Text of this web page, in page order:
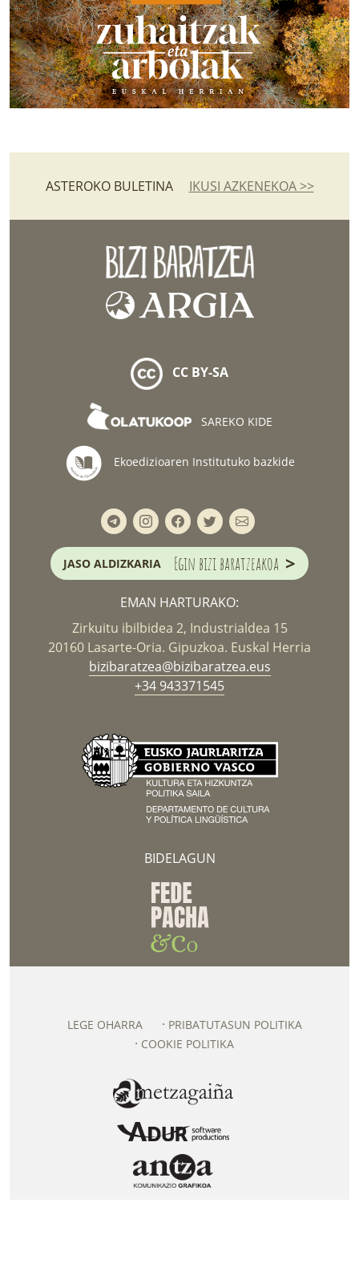
ASTEROKO BULETINA IKUSI AZKENEKOA >>
CC BY-SA
SAREKO KIDE
Ekoedizioaren Institutuko bazkide
JASO ALDIZKARIA Egin bizi baratzeakoa >
EMAN HARTURAKO:
Zirkuitu ibilbidea 2, Industrialdea 15
20160 Lasarte-Oria. Gipuzkoa. Euskal Herria
bizibaratzea@bizibaratzea.eus
+34 943371545
BIDELAGUN
LEGE OHARRA
PRIBATUTASUN POLITIKA
COOKIE POLITIKA